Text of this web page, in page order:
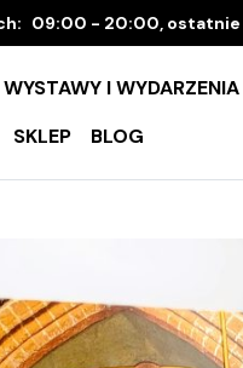
09:00 - 20:00, ostatnie
WYSTAWY I WYDARZENIA
SKLEP BLOG